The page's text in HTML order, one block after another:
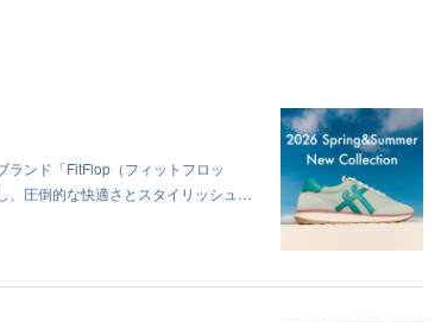
ンド「FitFlop（フィットフロッ
、圧倒的な快適さとスタイリッシュ…